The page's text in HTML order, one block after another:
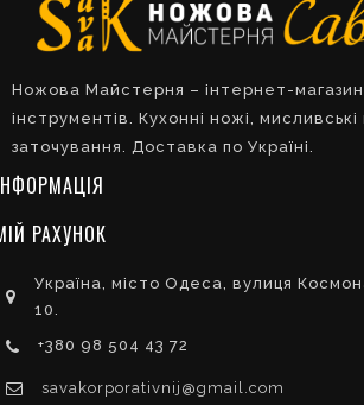
Ножова Майстерня – інтернет-магазин
інструментів. Кухонні ножі, мисливські
заточування. Доставка по Україні.
РАХУНОК
Україна, місто Одеса, вулиця
10.
+380 98 504 43 72
savakorporativnij@gmail.com